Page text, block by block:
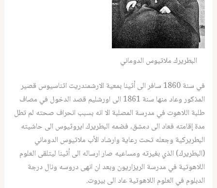
البطريرك ملاتيوس الدوماني
في سنة 1860 سافر الى أثينا بمعية الارشمندريت اثناسيوس قصير
المذكور وعاد منها سنة 1861 الى اورشليم قصد الدخول في مصاف
طلبة اللاهوت في مدرسة المصلبة الا انه بسبب انحراف صحته لم تطل
مدة إقامته فعاد الى دمشق، فضمه البطريرك ايروثيوس الى حاشيته
البطريركية وجعله تحت رعاية وارشاد الأب ملاتيوس الدوماني
(البطريرك) الذي بغيرته ومساعيه صار ارساله الى أثينا ليتلقى العلوم
اللاهوتية في مدرسة الريزاريون وبعد ان انهى دروسه ونال درجة
الدبلوم في العلوم اللاهوتية عاد الى بيروت.